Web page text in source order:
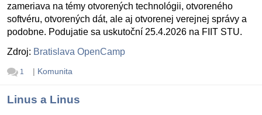
zameriava na témy otvorených technológii, otvoreného
softvéru, otvorených dát, ale aj otvorenej verejnej správy a
podobne. Podujatie sa uskutoční 25.4.2026 na FIIT STU.
Zdroj: Bratislava OpenCamp
1 | Komunita
Linus a Linus